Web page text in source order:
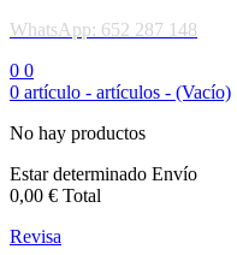
WhatsApp: 652 287 148
0 0
0 artículo - artículos - (Vacío)
No hay productos
Estar determinado Envío
0,00 € Total
Revisa